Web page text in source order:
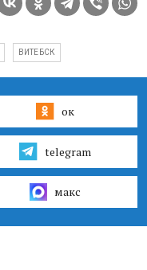
ВИТЕБСК
ок
telegram
макс